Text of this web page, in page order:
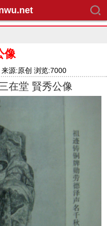
像
来源:原创 浏览:7000
在堂 賢秀公像